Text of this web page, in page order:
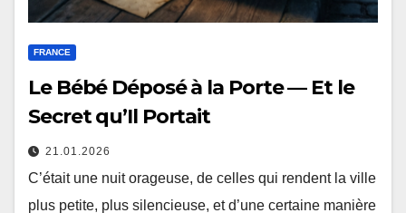
FRANCE
Le Bébé Déposé à la Porte — Et le
Secret qu’Il Portait
21.01.2026
C’était une nuit orageuse, de celles qui rendent la ville
plus petite, plus silencieuse, et d’une certaine manière